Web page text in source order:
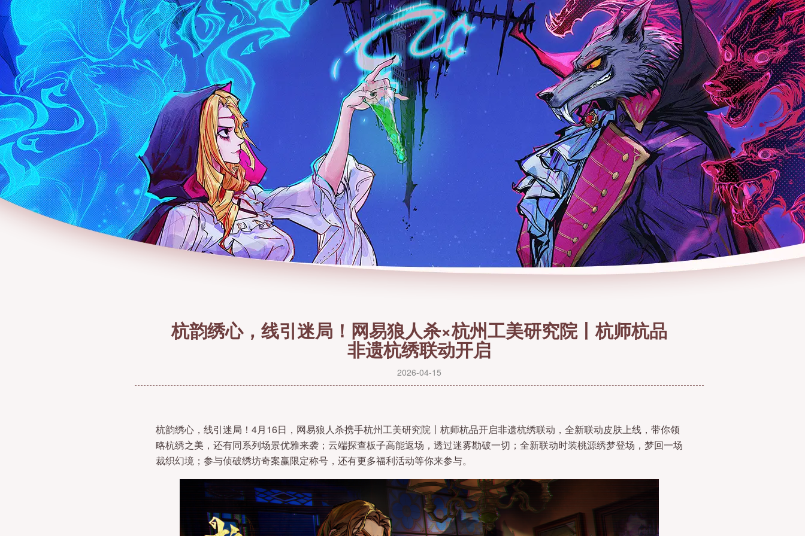
杭韵绣心，线引迷局！网易狼人杀×杭州工美研究院丨杭师杭品
非遗杭绣联动开启
2026-04-15
杭韵绣心，线引迷局！4月16日，网易狼人杀携手杭州工美研究院丨杭师杭品开启非遗杭绣联动，全新联动皮肤上线，带你领
略杭绣之美，还有同系列场景优雅来袭；云端探查板子高能返场，透过迷雾勘破一切；全新联动时装桃源绣梦登场，梦回一场
裁织幻境；参与侦破绣坊奇案赢限定称号，还有更多福利活动等你来参与。